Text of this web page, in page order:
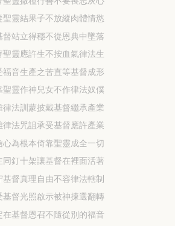
聖靈結果子不放縱肉體情慾
督站立得穩不從恩典中墜落
聖靈應許生不按血氣律法生
福音生產之苦直等基督成形
聖靈作神兒女不作律法奴僕
律法訓蒙披戴基督繼承產業
律法咒詛承受基督應許產業
心為根本倚靠聖靈成全一切
同釘十架讓基督在裡面活著
基督真理自由不容律法轄制
基督光照啟示被神揀選翻轉
在基督恩召不隨從別的福音